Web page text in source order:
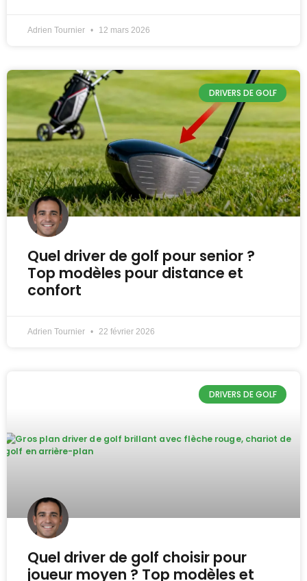
Adrien Tournier 12 mars 2026
DRIVERS DE GOLF
Quel driver de golf pour senior ?
Top modèles pour distance et
confort
Adrien Tournier 22 février 2026
DRIVERS DE GOLF
Quel driver de golf choisir pour
joueur moyen ? Top modèles et